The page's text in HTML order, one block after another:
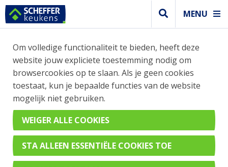
MENU
Modern keuken
MODERNE WITTE KEUKEN
GECOMBINEERD MET EEN
DONKERGRIJZE
BETONLOOK
Uno Polarwit & Comet Geplamuurde Beton Grafiet
Om volledige functionaliteit te bieden, heeft deze
website jouw expliciete toestemming nodig om
browsercookies op te slaan. Als je geen cookies
toestaat, kun je bepaalde functies van de website
mogelijk niet gebruiken.